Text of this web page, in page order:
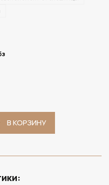
В КОРЗИНУ